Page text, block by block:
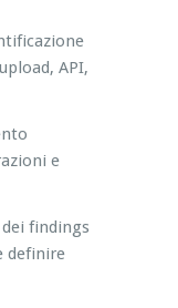
API,
e
findings
definire